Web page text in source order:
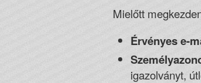
Mielőtt
Érvényes e-
igazolványt,